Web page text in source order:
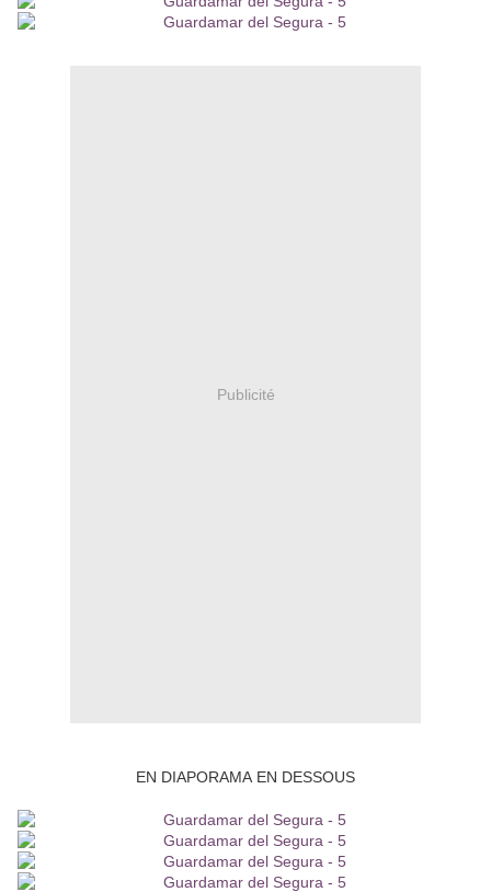
Publicité
EN DIAPORAMA EN DESSOUS